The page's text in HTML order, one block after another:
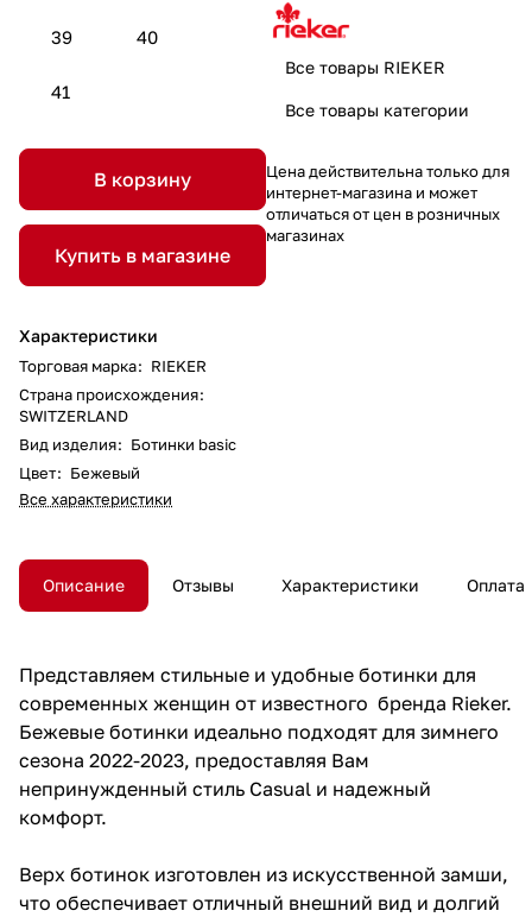
39 40
41
В корзину
Купить в магазине
Характеристики
Торговая марка: RIEKER
Страна происхождения:
SWITZERLAND
Вид изделия: Ботинки basic
Цвет: Бежевый
Все характеристики
Все товары RIEKER
Все товары категории
Цена действительна только для
интернет-магазина и может
отличаться от цен в розничных
магазинах
Описание Отзывы Характеристики Оплата
Представляем стильные и удобные ботинки для
современных женщин от известного бренда Rieker.
Бежевые ботинки идеально подходят для зимнего
сезона 2022-2023, предоставляя Вам
непринужденный стиль Casual и надежный
комфорт.
Верх ботинок изготовлен из искусственной замши,
что обеспечивает отличный внешний вид и долгий